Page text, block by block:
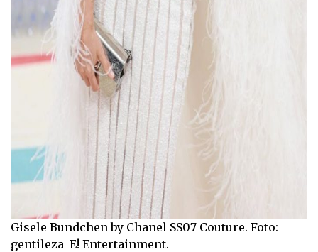
Gisele Bundchen by Chanel SS07 Couture. Foto:
gentileza E! Entertainment.